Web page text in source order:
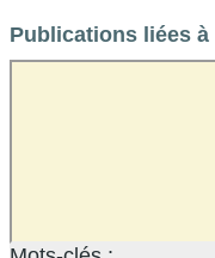
Publications liées à